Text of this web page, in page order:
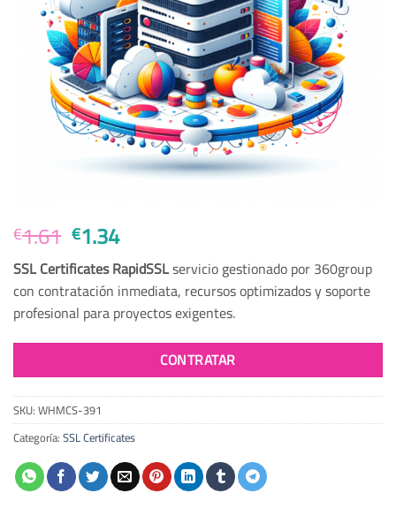
€1.61 El
precio
original
era:
€1.61.
€1.34El
precio
actual
es:
€1.34.
SSL Certificates RapidSSLservicio gestionado por 360group
con contratación inmediata, recursos optimizados y soporte
profesional para proyectos exigentes.
CONTRATAR
SKU:WHMCS-391
Categoría:SSL Certificates